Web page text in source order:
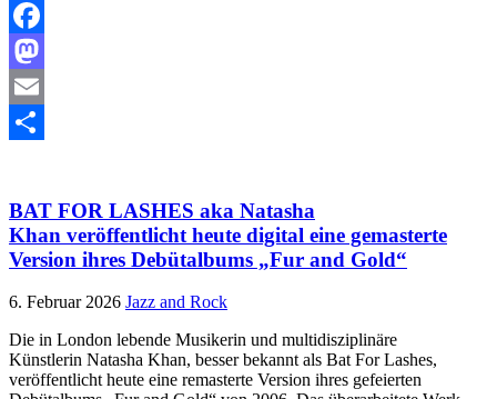
Facebook
Mastodon
Email
BAT FOR LASHES aka Natasha
Khan veröffentlicht heute digital eine gemasterte
Version ihres Debütalbums „Fur and Gold“
6. Februar 2026 Jazz and Rock
Die in London lebende Musikerin und multidisziplinäre
Künstlerin Natasha Khan, besser bekannt als Bat For Lashes,
veröffentlicht heute eine remasterte Version ihres gefeierten